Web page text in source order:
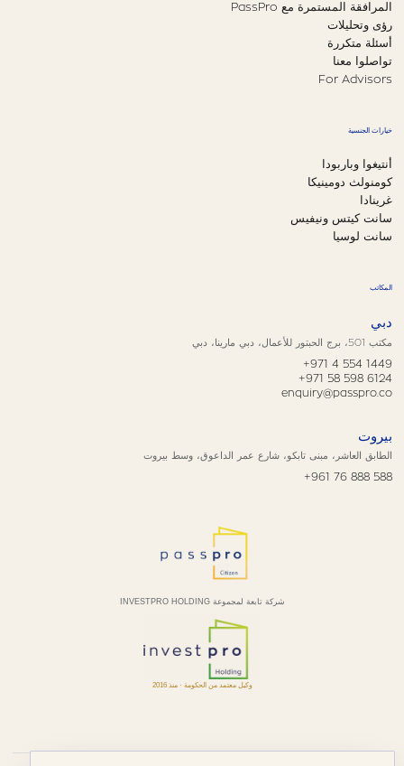
المرافقة المستمرة مع PassPro
رؤى وتحليلات
أسئلة متكررة
تواصلوا معنا
For Advisors
خيارات الجنسية
أنتيغوا وباربودا
كومنولث دومينيكا
غرينادا
سانت كيتس ونيفيس
سانت لوسيا
المكاتب
دبي
مكتب 501، برج الحبتور للأعمال، دبي مارينا، دبي
+971 4 554 1449
+971 58 598 6124
enquiry@passpro.co
بيروت
الطابق العاشر، مبنى تابكو، شارع عمر الداعوق، وسط بيروت
+961 76 888 588
شركة تابعة لمجموعة INVESTPRO HOLDING
وكيل معتمد من الحكومة · منذ 2016